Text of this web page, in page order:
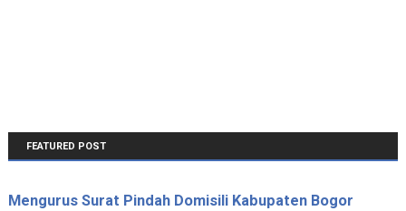
FEATURED POST
Mengurus Surat Pindah Domisili Kabupaten Bogor